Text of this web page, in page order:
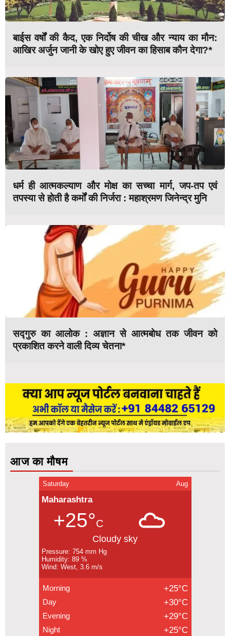
बाईस वर्षों की कैद, एक निर्दोष की चीख और न्याय का मौन:
आखिर अर्जुन जानी के खोए हुए जीवन का हिसाब कौन देगा?*
धर्म ही आत्मकल्याण और मोक्ष का सच्चा मार्ग, जप-तप एवं
तपस्या से होती है कर्मों की निर्जरा : महाश्रमण जिनेन्द्र मुनि
सद्गुरु का आलोक : अज्ञान से आत्मबोध तक जीवन को
प्रकाशित करने वाली दिव्य चेतना*
आज का मौषम
Saturday Aug
Maharashtra
+25°C
Cloudy sky
Pressure: 754 mm Hg
Humidity: 89 %
Wind: West, 3.6 m/s
Morning +25°C
Day +30°C
Evening +29°C
Night +25°C